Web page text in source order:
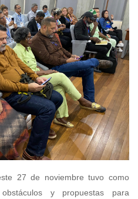
27 de noviembre tuvo como
y propuestas para